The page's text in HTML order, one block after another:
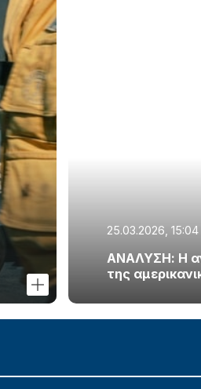
25.03.2026, 15:04
ΑΝΑΛΥΣΗ: Η
της